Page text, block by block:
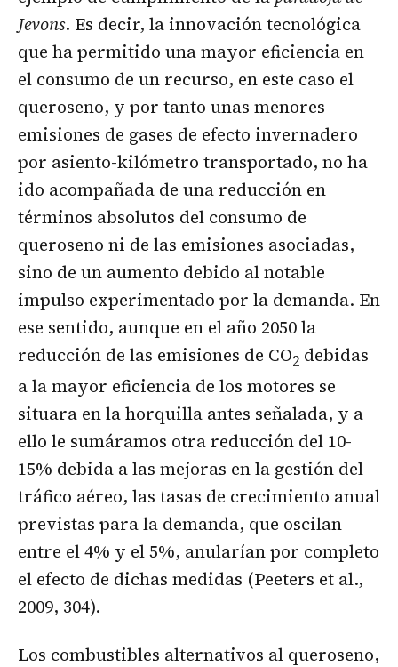
Jevons. Es decir, la innovación tecnológica
que ha permitido una mayor eficiencia en
el consumo de un recurso, en este caso el
queroseno, y por tanto unas menores
emisiones de gases de efecto invernadero
por asiento-kilómetro transportado, no ha
ido acompañada de una reducción en
términos absolutos del consumo de
queroseno ni de las emisiones asociadas,
sino de un aumento debido al notable
impulso experimentado por la demanda. En
ese sentido, aunque en el año 2050 la
reducción de las emisiones de CO2 debidas
a la mayor eficiencia de los motores se
situara en la horquilla antes señalada, y a
ello le sumáramos otra reducción del 10-
15% debida a las mejoras en la gestión del
tráfico aéreo, las tasas de crecimiento anual
previstas para la demanda, que oscilan
entre el 4% y el 5%, anularían por completo
el efecto de dichas medidas (Peeters et al.,
2009, 304).
Los combustibles alternativos al queroseno,